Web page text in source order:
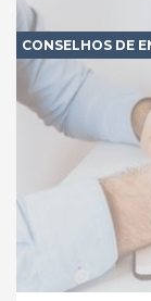
CONSELHOS DE